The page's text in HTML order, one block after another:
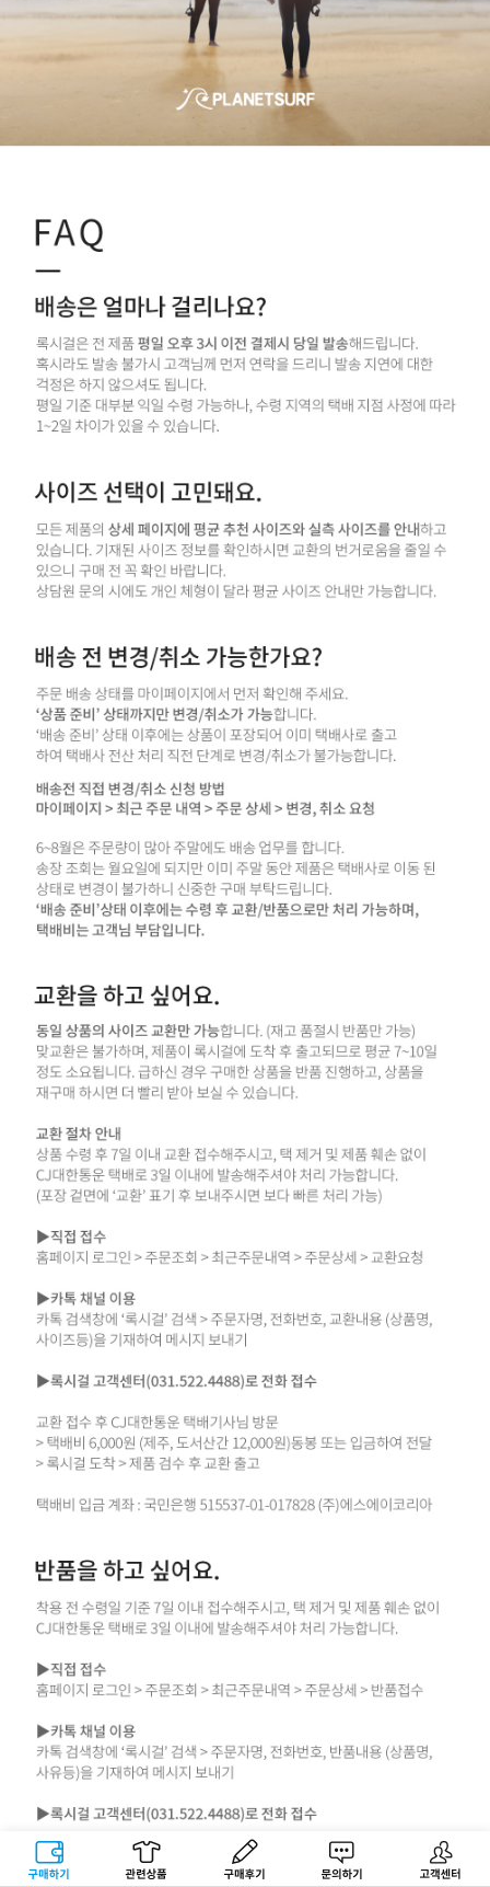
구매하기 관련상품 상품후기 문의하기 고객센터